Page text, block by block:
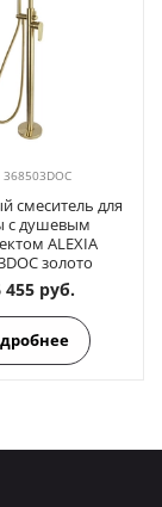
368503DOC
смеситель для
с душевым
ALEXIA
золото
455 руб.